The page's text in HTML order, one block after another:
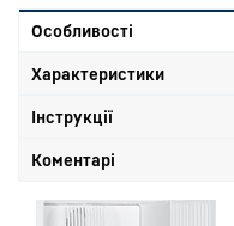
Особливості
Характеристики
Інструкції
Коментарі